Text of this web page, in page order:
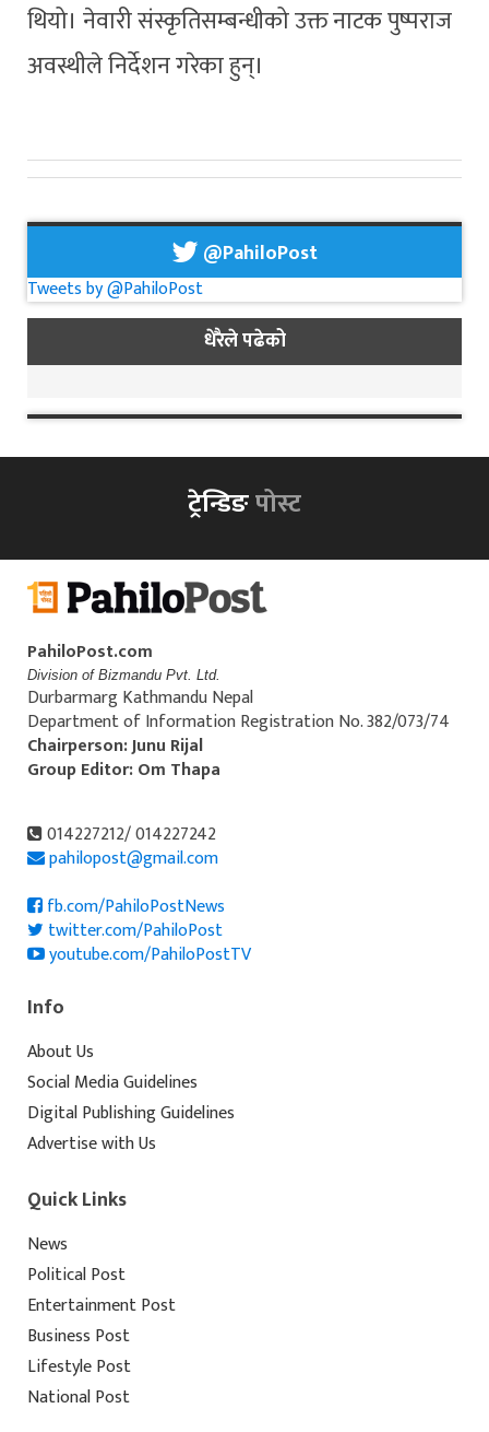
थियो। नेवारी संस्कृतिसम्बन्धीको उक्त नाटक पुष्पराज
अवस्थीले निर्देशन गरेका हुन्।
@PahiloPost
Tweets by @PahiloPost
धेरैले पढेको
ट्रेन्डिङपोस्ट
PahiloPost.com
Division of Bizmandu Pvt. Ltd.
Durbarmarg Kathmandu Nepal
Department of Information Registration No. 382/073/74
Chairperson: Junu Rijal
Group Editor: Om Thapa
014227212/ 014227242
pahilopost@gmail.com
fb.com/PahiloPostNews
twitter.com/PahiloPost
youtube.com/PahiloPostTV
Info
About Us
Social Media Guidelines
Digital Publishing Guidelines
Advertise with Us
Quick Links
News
Political Post
Entertainment Post
Business Post
Lifestyle Post
National Post